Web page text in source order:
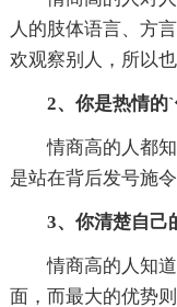
人的肢体语言、方
欢观察别人，所以
2、你是热情的`
情商高的人都
是站在背后发号施
3、你清楚自己
情商高的人知
面，而最大的优势